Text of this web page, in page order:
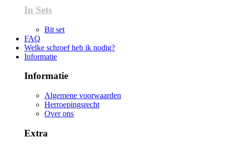
In Sets
Bit set
FAQ
Welke schroef heb ik nodig?
Informatie
Informatie
Algemene voorwaarden
Herroepingsrecht
Over ons
Extra